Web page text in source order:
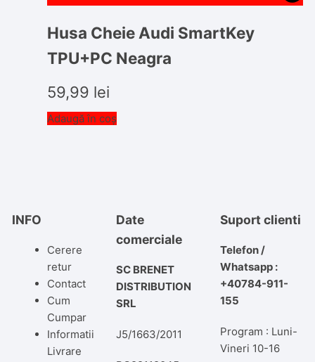
Husa Cheie Audi SmartKey
TPU+PC Neagra
59,99 lei
Adaugă în coș
INFO
Cerere
retur
Contact
Cum
Cumpar
Informatii
Livrare
Date
comerciale
SC BRENET
DISTRIBUTION
SRL
J5/1663/2011
Suport clienti
Telefon /
Whatsapp :
+40784-911-
155
Program : Luni-
Vineri 10-16